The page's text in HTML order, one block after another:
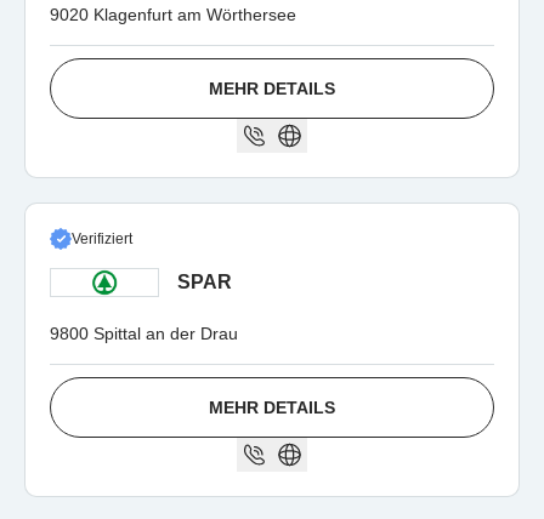
9020 Klagenfurt am Wörthersee
MEHR DETAILS
Verifiziert
SPAR
9800 Spittal an der Drau
MEHR DETAILS